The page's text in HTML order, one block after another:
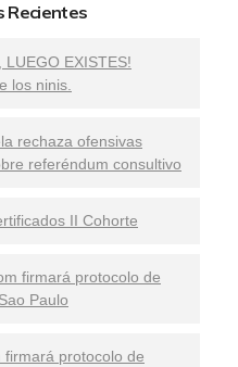
Recientes
LUEGO EXISTES!
los ninis.
rechaza ofensivas
referéndum consultivo
II Cohorte
firmará protocolo de
Paulo
firmará protocolo de